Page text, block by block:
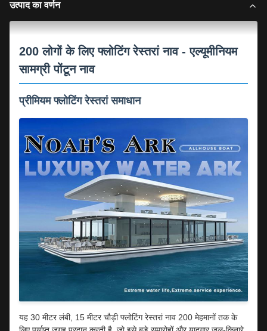
उत्पाद का वर्णन
200 लोगों के लिए फ्लोटिंग रेस्तरां नाव - एल्यूमीनियम
सामग्री पोंटून नाव
प्रीमियम फ्लोटिंग रेस्तरां समाधान
यह 30 मीटर लंबी, 15 मीटर चौड़ी फ्लोटिंग रेस्तरां नाव 200 मेहमानों तक के